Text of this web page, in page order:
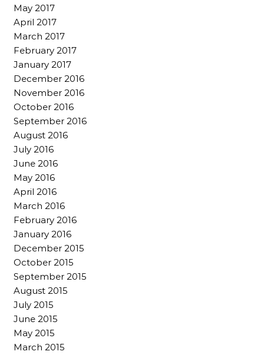
May 2017
April 2017
March 2017
February 2017
January 2017
December 2016
November 2016
October 2016
September 2016
August 2016
July 2016
June 2016
May 2016
April 2016
March 2016
February 2016
January 2016
December 2015
October 2015
September 2015
August 2015
July 2015
June 2015
May 2015
March 2015